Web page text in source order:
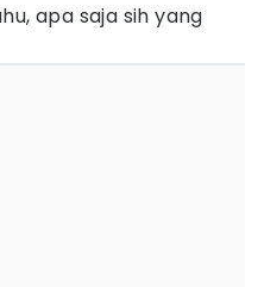
apa saja sih yang